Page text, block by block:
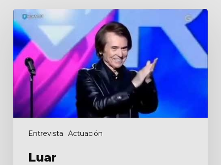
Entrevista Actuación
Luar
Luar